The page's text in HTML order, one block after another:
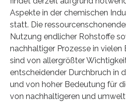
Aspekte in der chemischen
statt. Die
Nutzung endlicher Rohstoffe
nachhaltiger Prozesse in vielen
sind von allergrößter
entscheidender Durchbruch in
und von hoher Bedeutung für
von nachhaltigeren und